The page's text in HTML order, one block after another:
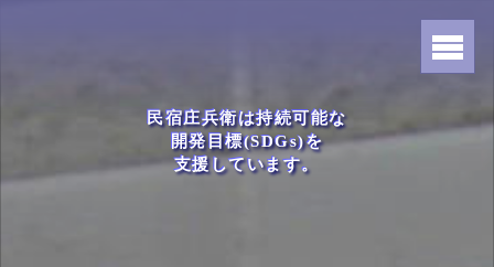
民宿庄兵衛は持続可能な
開発目標(SDGs)を
支援しています。